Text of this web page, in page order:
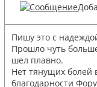
Пишу это с
Прошло чуть
шел плавно.
Нет тянущих болей
благодарности